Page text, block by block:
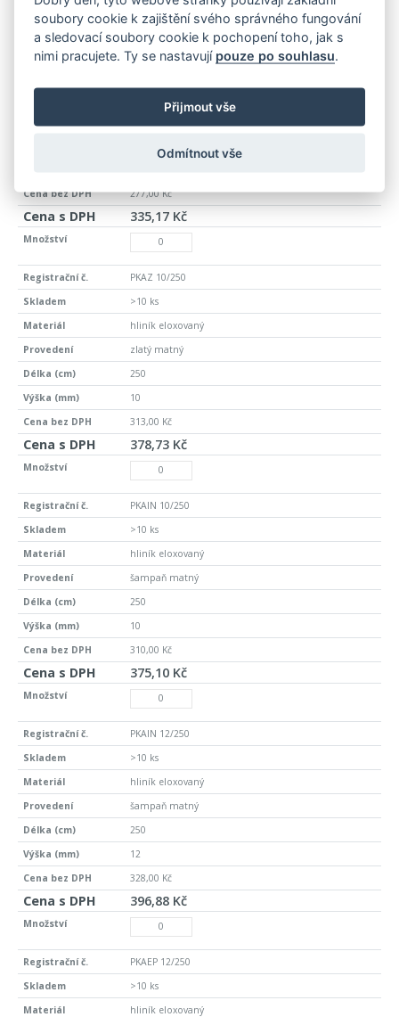
PKAZ 08/250
277,00 Kč
335,17 Kč
PKAZ 10/250
>10 ks
hliník eloxovaný
zlatý matný
250
10
313,00 Kč
378,73 Kč
PKAIN 10/250
>10 ks
hliník eloxovaný
šampaň matný
250
10
310,00 Kč
375,10 Kč
PKAIN 12/250
>10 ks
hliník eloxovaný
šampaň matný
250
12
328,00 Kč
396,88 Kč
PKAEP 12/250
>10 ks
hliník eloxovaný
soubory cookie k zajištění svého správného fungování
a sledovací soubory cookie k pochopení toho, jak s
nimi pracujete. Ty se nastavují pouze po souhlasu
Přijmout vše
Odmítnout vše